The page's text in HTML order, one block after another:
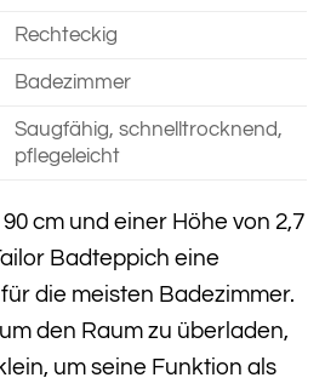
Rechteckig
Badezimmer
Saugfähig, schnelltrocknend,
pflegeleicht
cm und einer Höhe von 2,7
Badteppich eine
die meisten Badezimmer.
den Raum zu überladen,
um seine Funktion als